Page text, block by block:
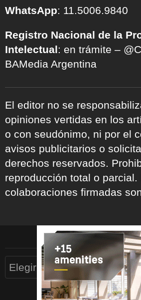
WhatsApp: 11.5006.9840
Registro Nacional de la
Intelectual: en trámite –
BAMedia Argentina
El editor no se
opiniones vertidas en los
o con seudónimo, ni por el
avisos publicitarios o
derechos reservados.
reproducción total o parcial.
colaboraciones firmadas
ARCHIVOS
Archivos